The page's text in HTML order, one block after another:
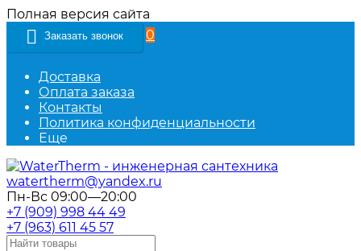
Полная версия сайта
Заказать звонок 0
Доставка
Оплата заказа
Контакты
Политика конфиденциальности
Еще
watertherm@yandex.ru
Пн-Вс 09:00—20:00
+7 (909) 998 44 49
+7 (963) 611 45 57